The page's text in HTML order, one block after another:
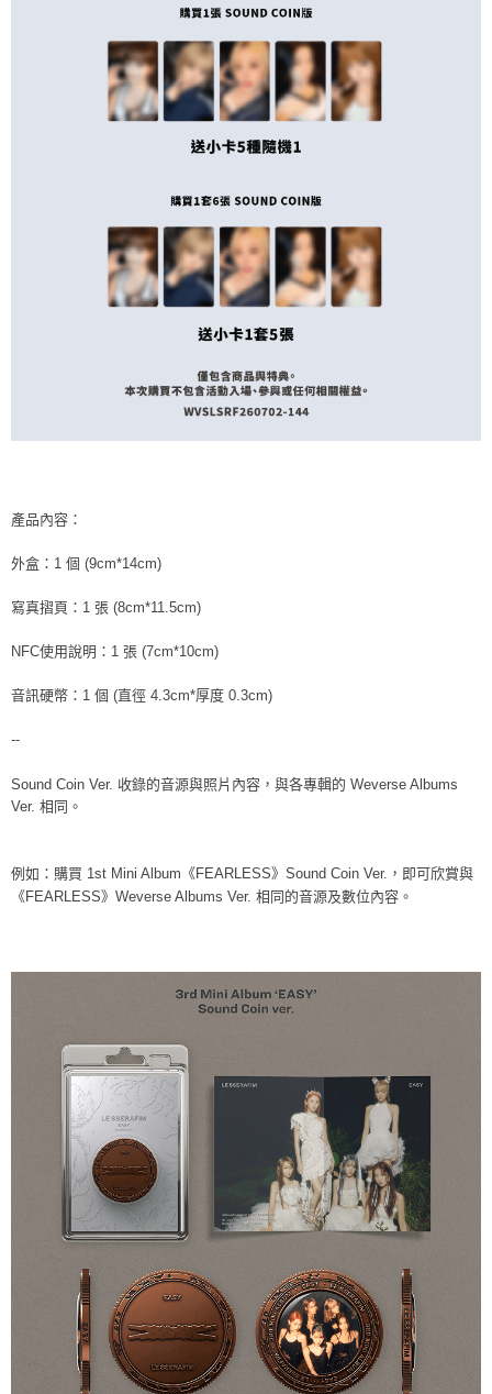
【「AFTEE先享後付」結帳流程】
結帳頁面，進行簡訊認證並確認金額後，即可完成結帳。
２．訂單成立數日內，您將收到繳費通知簡訊。
３．收到繳費通知簡訊後14天內，點擊此簡訊中的連結，可透過四大超商／
ATM／網路銀行／等多元方式進行付款，方視為交易完成。
購買商品的店家。未經商家同意取消之訂單仍視為有效，需透過AFTEE先享
是否繳費成功／繳費後需取消欲退款等相關疑問，請聯繫「AFTEE先享後付
客戶支援中心」https://netprotections.freshdesk.com/support/home
１．透過由恩沛科技股份有限公司提供之「AFTEE先享後付」服務完成之交
易，需依本服務之必要範圍內提供個人資料，並將交易相關給付款項請求債
權轉讓予恩沛科技股份有限公司。
https://aftee.tw/terms/#terms3
３．未成年的使用者請事先徵得法定代理人或監護人之同意方可使用
「AFTEE先享後付」，若未經同意申辦者引起之損失，本公司不負相關責
恩沛科技股份有限公司將有權停止該用戶之使用額度並採取法律行動。
每筆NT$60，滿NT$1,599(含以上)免運費
付款後全家取貨
每筆NT$60，滿NT$1,599(含以上)免運費
7-11取貨付款
每筆NT$60，滿NT$1,599(含以上)免運費
北美國家/地區配送
歐洲國家/地區配送
產品內容：
外盒：1 個 (9cm*14cm)
寫真摺頁：1 張 (8cm*11.5cm)
NFC使用說明：1 張 (7cm*10cm)
音訊硬幣：1 個 (直徑 4.3cm*厚度 0.3cm)
--
Sound Coin Ver. 收錄的音源與照片內容，與各專輯的 Weverse Albums
Ver. 相同。
例如：購買 1st Mini Album《FEARLESS》Sound Coin Ver.，即可欣賞與
《FEARLESS》Weverse Albums Ver. 相同的音源及數位內容。